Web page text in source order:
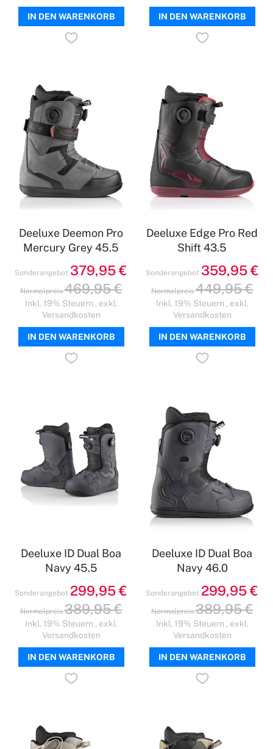
IN DEN WARENKORB IN DEN WARENKORB
Deeluxe Deemon Pro
Mercury Grey 45.5
Sonderangebot 379,95 €
Normalpreis 469,95 €
Inkl. 19% Steuern , exkl.
Versandkosten
IN DEN WARENKORB
Deeluxe Edge Pro Red
Shift 43.5
Sonderangebot 359,95 €
Normalpreis 449,95 €
Inkl. 19% Steuern , exkl.
Versandkosten
IN DEN WARENKORB
Deeluxe ID Dual Boa
Navy 45.5
Sonderangebot 299,95 €
Normalpreis 389,95 €
Inkl. 19% Steuern , exkl.
Versandkosten
IN DEN WARENKORB
Deeluxe ID Dual Boa
Navy 46.0
Sonderangebot 299,95 €
Normalpreis 389,95 €
Inkl. 19% Steuern , exkl.
Versandkosten
IN DEN WARENKORB